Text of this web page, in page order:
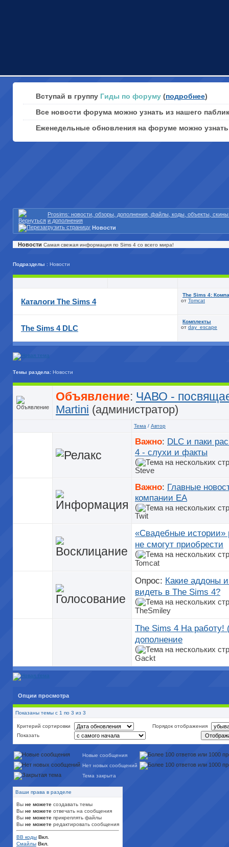
Вступай в группу Гиды по форуму (подробнее)
Все новости форума можно узнать из нашего
Еженедельные обновления на форуме можно
Prosims: новости, обзоры, дополнения, файлы, коды, объекты,
и дополнения
Новости
Новости Самая свежая информация по Sims 4 со всего мира!
Подразделы : Новости
Каталоги The Sims 4
The Sims 4:
от Tomcat
The Sims 4 DLC
Комплекты
от day_escape
Темы раздела: Новости
Объявление: ЧАВО -
Martini (администратор)
Тема / Автор
Важно: DLC и паки
4 - слухи и факты
(
Steve
Важно: Главные
компании ЕА
(
Twit
«Свадебные истории»
не смогут приобрести
(
Tomcat
Опрос: Какие аддоны
видеть в The Sims 4?
(
TheSmiley
The Sims 4 На работу!
дополнение
(
Gackt
Опции просмотра
Показаны темы с 1 по 3 из 3
Критерий сортировки
Порядок отображения
Показать
Новые сообщения
Нет новых сообщений
Тема закрыта
Ваши права в разделе
Вы не можете создавать темы
Вы не можете отвечать на сообщения
Вы не можете прикреплять файлы
Вы не можете редактировать сообщения
BB коды Вкл.
Смайлы Вкл.